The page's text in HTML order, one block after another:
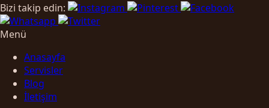
Bizi takip edin:
Menü
Anasayfa
Servisler
Blog
İletişim